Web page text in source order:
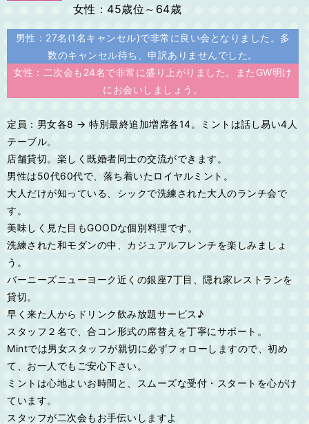
女性：45歳位～64歳
男性：27名(1名キャンセル)で非常に良い会となりました。多
数のキャンセル待ち、申訳ありませんでした。
女性：二次会も24名で非常に盛り上がりました。またGW明け
にお会いしましょう。
定員：男女各8 → 特別最終追加増席各14。ミントは話し易い4人
テーブル。
店舗貸切。楽しく既婚者同士の交流ができます。
男性は50代60代で、落ち着いたロイヤルミント。
大人だけが知っている、シックで洗練された大人のランチ会で
す。
美味しく見た目もGOODな個別料理です。
洗練された和モダンの中、カジュアルフレンチを楽しみましょ
う。
バーニーズニューヨーク近くの銀座7丁目、隠れ家レストランを
貸切。
早く来た人からドリンク飲み放題サービス♪
スタッフ２名で、合コン形式の席替えを丁寧にサポート。
Mintでは男女スタッフが親切に必ずフォローしますので、初め
て、お一人でもご安心下さい。
ミントは心地よいお時間と、スムーズな受付・スタートを心がけ
ています。
スタッフが二次会もお手伝いしますよ